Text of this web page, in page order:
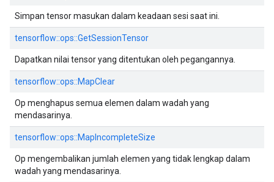
Simpan tensor masukan dalam keadaan sesi saat ini.
tensorflow::ops::GetSessionTensor
Dapatkan nilai tensor yang ditentukan oleh pegangannya.
tensorflow::ops::MapClear
Op menghapus semua elemen dalam wadah yang
mendasarinya.
tensorflow::ops::MapIncompleteSize
Op mengembalikan jumlah elemen yang tidak lengkap dalam
wadah yang mendasarinya.